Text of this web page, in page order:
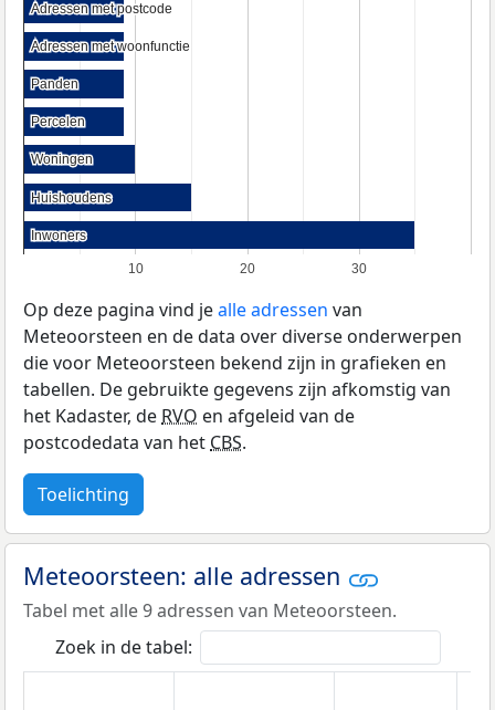
10 20 30
Adressen met postcode
Adressen met postcode
Adressen met woonfunctie
Adressen met woonfunctie
Panden
Panden
Percelen
Percelen
Woningen
Woningen
Huishoudens
Huishoudens
Inwoners
Inwoners
Op deze pagina vind jealle adressen van
Meteoorsteen en de data over diverse onderwerpen
die voor Meteoorsteen bekend zijn in grafieken en
tabellen. De gebruikte gegevens zijn afkomstig van
het Kadaster, deRVO en afgeleid van de
postcodedata van hetCBS.
Toelichting
Meteoorsteen: alle adressen
Tabel met alle 9 adressen van Meteoorsteen.
Zoek in de tabel: